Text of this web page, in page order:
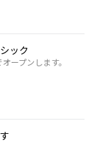
ック
ープンします。